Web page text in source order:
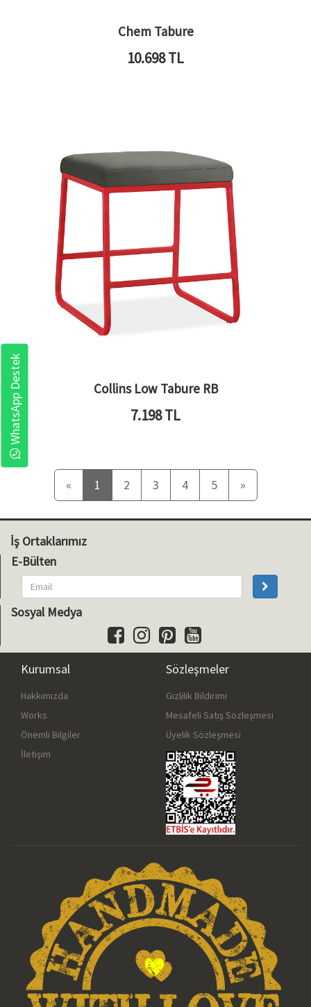
Chem Tabure
10.698TL
Collins Low Tabure RB
7.198TL
«Önceki
1 2 3 4 5 »Sonraki
WhatsApp Destek
İş Ortaklarımız
E-Bülten
Sosyal Medya
Kurumsal
Hakkımızda
Works
Önemli Bilgiler
İletişim
Sözleşmeler
Gizlilik Bildirimi
Mesafeli Satış Sözleşmesi
Üyelik Sözleşmesi